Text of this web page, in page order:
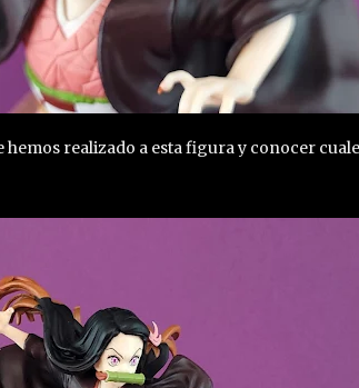
realizado a esta figura y conocer